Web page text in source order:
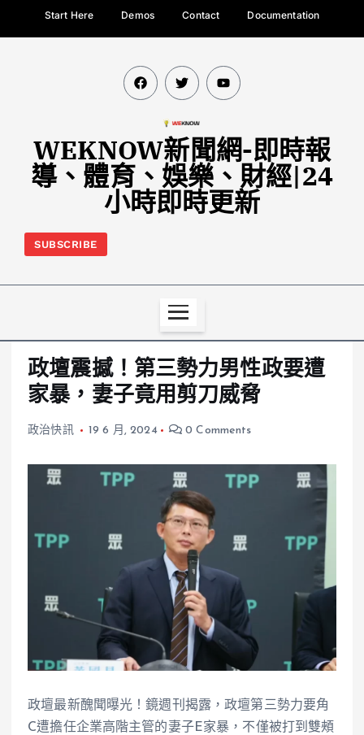
Start Here Demos Contact Documentation
WEKNOW新聞網-即時報
導、體育、娛樂、財經|24
小時即時更新
SUBSCRIBE
政壇震撼！第三勢力男性政要遭
家暴，妻子竟用剪刀威脅
政治快訊 19 6 月, 2024 0 Comments
政壇最新醜聞曝光！鏡週刊揭露，政壇第三勢力要角
C遭擔任企業高階主管的妻子E家暴，不僅被打到雙頰